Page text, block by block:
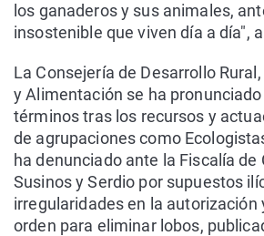
los ganaderos y sus animales,
insostenible que viven día a día",
La Consejería de Desarrollo
y Alimentación se ha
términos tras los recursos y
de agrupaciones como
ha denunciado ante la Fiscalía de
Susinos y Serdio por supuestos
irregularidades en la autorización
orden para eliminar lobos,